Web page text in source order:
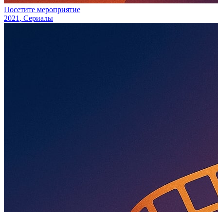
Посетите мероприятие
2021 , Сериалы